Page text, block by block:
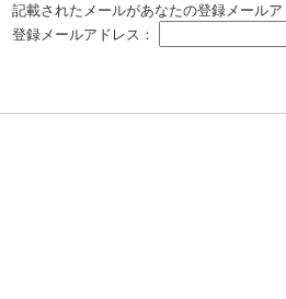
記載されたメールがあなたの登録メールア
登録メールアドレス：